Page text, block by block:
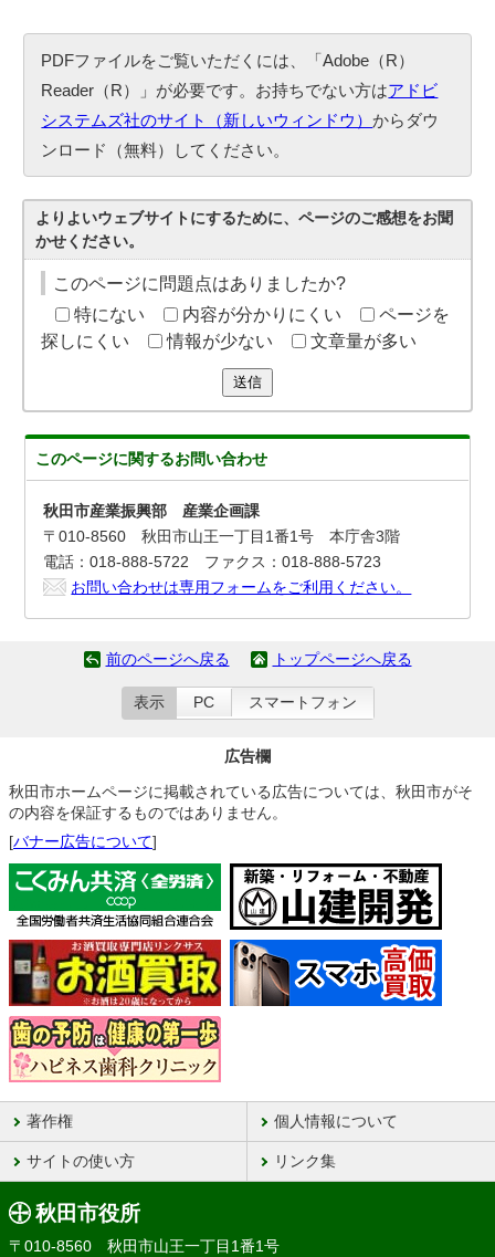
PDFファイルをご覧いただくには、「Adobe（R）
Reader（R）」が必要です。お持ちでない方はアドビ
システムズ社のサイト（新しいウィンドウ）からダウ
ンロード（無料）してください。
よりよいウェブサイトにするために、ページのご感想をお聞
かせください。
このページに問題点はありましたか?
特にない
内容が分かりにくい
ページを
探しにくい
情報が少ない 文章量が多い
送信
このページに関するお問い合わせ
秋田市産業振興部 産業企画課
〒010-8560 秋田市山王一丁目1番1号 本庁舎3階
電話：018-888-5722 ファクス：018-888-5723
お問い合わせは専用フォームをご利用ください。
前のページへ戻る トップページへ戻る
表示 PC スマートフォン
広告欄
秋田市ホームページに掲載されている広告については、秋田市がそ
の内容を保証するものではありません。
[バナー広告について]
著作権 個人情報について
サイトの使い方 リンク集
秋田市役所
〒010-8560 秋田市山王一丁目1番1号